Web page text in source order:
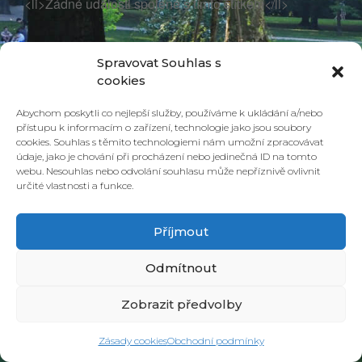
Spravovat Souhlas s
cookies
Abychom poskytli co nejlepší služby, používáme k ukládání a/nebo
přístupu k informacím o zařízení, technologie jako jsou soubory
cookies. Souhlas s těmito technologiemi nám umožní zpracovávat
údaje, jako je chování při procházení nebo jedinečná ID na tomto
webu. Nesouhlas nebo odvolání souhlasu může nepříznivě ovlivnit
určité vlastnosti a funkce.
Příjmout
Odmítnout
Zobrazit předvolby
Zásady cookiesObchodní podmínky
© 2026 PONAVA CAFÉ & RESTAURANT |